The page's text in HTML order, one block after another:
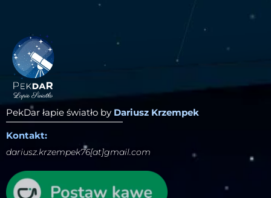
PekDar łapie światło by Dariusz Krzempek
Kontakt:
dariusz.krzempek76[at]gmail.com